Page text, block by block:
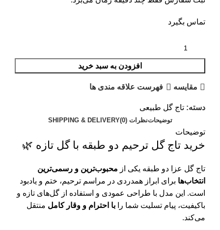
تماس بگیرد
افزودن به سبد خرید
مقایسه فهرست علاقه مندی ها
دسته: تاج گل طبیعی
توضیحاتنظرات (0) SHIPPING & DELIVERY
توضیحات
خرید تاج گل ترحیم دو طبقه با گل تازه 🌿
تاج گل عزا دو طبقه یکی از محبوب‌ترین و رسمی‌ترین
انتخاب‌ها برای ابراز همدردی در مراسم ترحیم، ختم و یادبود
است. این مدل با طراحی عمودی و استفاده از گل‌های تازه و
باکیفیت، پیام تسلیت شما را با احترام و وقار کامل منتقل
می‌کند.